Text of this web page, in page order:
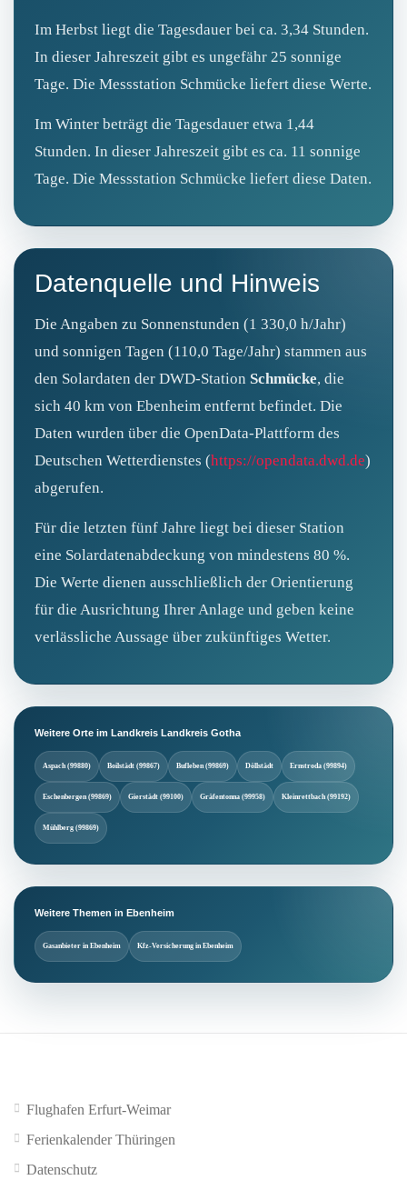
Im Herbst liegt die Tagesdauer bei ca. 3,34 Stunden.
In dieser Jahreszeit gibt es ungefähr 25 sonnige
Tage. Die Messstation Schmücke liefert diese Werte.
Im Winter beträgt die Tagesdauer etwa 1,44
Stunden. In dieser Jahreszeit gibt es ca. 11 sonnige
Tage. Die Messstation Schmücke liefert diese Daten.
Datenquelle und Hinweis
Die Angaben zu Sonnenstunden (1 330,0 h/Jahr)
und sonnigen Tagen (110,0 Tage/Jahr) stammen aus
den Solardaten der DWD‑Station Schmücke, die
sich 40 km von Ebenheim entfernt befindet. Die
Daten wurden über die OpenData-Plattform des
Deutschen Wetterdienstes (https://opendata.dwd.de)
abgerufen.
Für die letzten fünf Jahre liegt bei dieser Station
eine Solardatenabdeckung von mindestens 80 %.
Die Werte dienen ausschließlich der Orientierung
für die Ausrichtung Ihrer Anlage und geben keine
verlässliche Aussage über zukünftiges Wetter.
Weitere Orte im Landkreis Landkreis Gotha
Aspach (99880) Boilstädt (99867) Bufleben (99869) Döllstädt Ernstroda (99894)
Eschenbergen (99869) Gierstädt (99100) Gräfentonna (99958) Kleinrettbach (99192)
Mühlberg (99869)
Weitere Themen in Ebenheim
Gasanbieter in Ebenheim Kfz-Versicherung in Ebenheim
Flughafen Erfurt-Weimar
Ferienkalender Thüringen
Datenschutz